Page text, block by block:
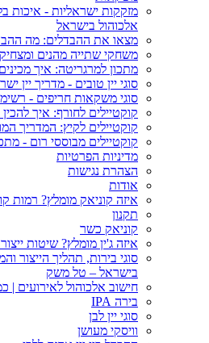
מזקקות ישראליות - איכות
אלכוהול בישראל
מצאו את ההבדלים: מה
משחקי שתייה מהנים
מתכון למרגריטה: איך
סוגי יין טובים - מדריך יין
סוגי משקאות חריפים -
קוקטיילים לחורף: איך
קוקטיילים לקיץ: המדריך
קוקטיילים מבוססי רום -
מדיניות הפרטיות
הצהרת נגישות
אודות
איזה קוניאק מומלץ? רמות
תקנון
קוניאק כשר
איזה ג'ין מומלץ? שיטות
סוגי בירות, תהליך הייצור
בישראל – טל משק
חישוב אלכוהול לאירועים |
בירה IPA
סוגי יין לבן
וויסקי מעושן